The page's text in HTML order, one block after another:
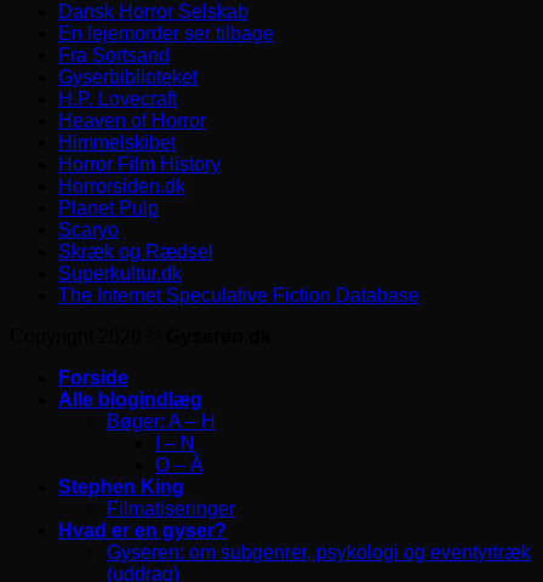
Dansk Horror Selskab
En lejemorder ser tilbage
Fra Sortsand
Gyserbiblioteket
H.P. Lovecraft
Heaven of Horror
Himmelskibet
Horror Film History
Horrorsiden.dk
Planet Pulp
Scaryo
Skræk og Rædsel
Superkultur.dk
The Internet Speculative Fiction Database
Forside
Alle blogindlæg
Bøger: A – H
I – N
O – Å
Stephen King
Filmatiseringer
Hvad er en gyser?
Gyseren: om subgenrer, psykologi og eventyrtræk
(uddrag)